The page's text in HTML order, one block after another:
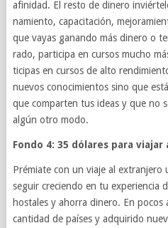
afinidad. El resto de dinero
namiento, capac­itación,
que vayas ganando más dinero o
rado, par­tic­ipa en cur­sos mucho
tic­i­pas en cur­sos de alto
nuevos conocimien­tos sino que
que com­parten tus ideas y que no
algún otro modo.
Fondo 4: 35 dólares para
Prémi­ate con un viaje al
seguir cre­ciendo en tu expe­ri­en­cia
hostales y ahorra dinero. En
can­ti­dad de países y adquirido